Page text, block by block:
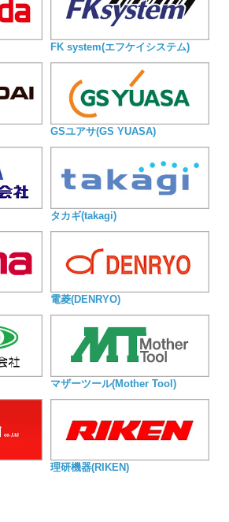
FK system(エフケイシステム)
GSユアサ(GS YUASA)
タカギ(takagi)
電菱(DENRYO)
マザーツール(Mother Tool)
理研機器(RIKEN)